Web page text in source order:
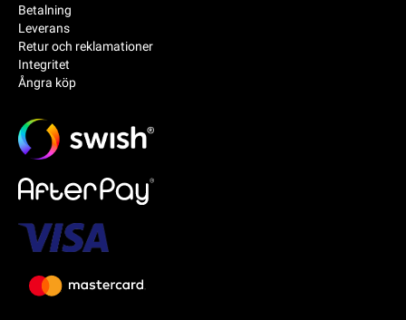
Betalning
Leverans
Retur och reklamationer
Integritet
Ångra köp